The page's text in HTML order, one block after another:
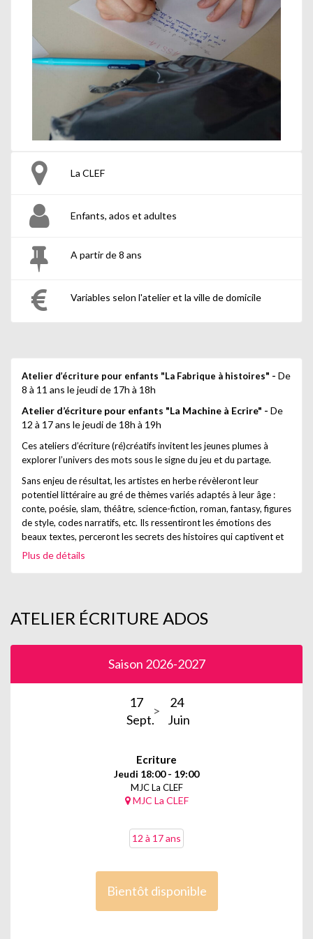
La CLEF
Enfants, ados et adultes
A partir de 8 ans
Variables selon l'atelier et la ville de domicile
Atelier d’écriture pour enfants "La Fabrique à histoires" - De
8 à 11 ans le jeudi de 17h à 18h
Atelier d’écriture pour enfants "La Machine à Ecrire" - De
12 à 17 ans le jeudi de 18h à 19h
Ces ateliers d’écriture (ré)créatifs invitent les jeunes plumes à
explorer l’univers des mots sous le signe du jeu et du partage.
Sans enjeu de résultat, les artistes en herbe révèleront leur
potentiel littéraire au gré de thèmes variés adaptés à leur âge :
conte, poésie, slam, théâtre, science-fiction, roman, fantasy, figures
de style, codes narratifs, etc. Ils ressentiront les émotions des
beaux textes, perceront les secrets des histoires qui captivent et
en imagineront de nouvelles.
Un axe : l’écriture ludique. Un principe : quiconque sait tracer
voici plus de douze ans, permettent d’apprendre à écrire
nouvelles, poèmes, théâtre, sketches, reportages, chansons...
« Histoires de (nos) vies »- jeudi de 19h à 21h
En partant de souvenirs réels ou inventés (d’enfance, de
pays, une expérience ou une portion de sa propre route.
Un atelier entre transmission et jubilation de l'imagination qui
propose de réenchanter sa propre histoire, celle de proches
famille ou le simple plaisir d'écrire). Parce que toute vie est
romanesque (surtout si vous pensez que la vôtre ne l'est pas)
laisser une trace ne devrait pas être réservé aux escargots et
A la fin de l'année, chacun repart avec son recueil-mosaïque
Plus de détails
ATELIER ÉCRITURE ADOS
Saison 2026-2027
17
Sept.
24
Juin
Ecriture
Jeudi 18:00 - 19:00
MJC La CLEF
MJC La CLEF
12 à 17 ans
Bientôt disponible